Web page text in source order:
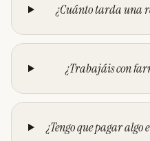
¿Cuánto tarda una
¿Trabajáis con
¿Tengo que pagar